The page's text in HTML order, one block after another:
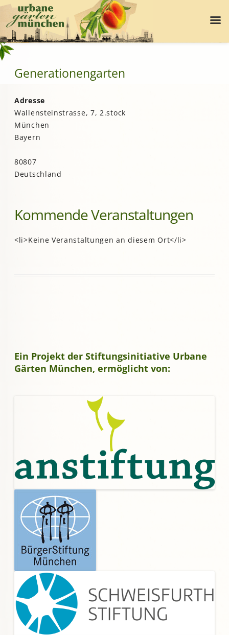
Generationengarten
Adresse
Wallensteinstrasse, 7, 2.stock
München
Bayern
80807
Deutschland
Kommende Veranstaltungen
<li>Keine Veranstaltungen an diesem Ort</li>
Ein Projekt der Stiftungsinitiative Urbane
Gärten München, ermöglicht von: